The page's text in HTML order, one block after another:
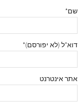
שם*
דוא"ל (לא יפורסם)*
אתר אינטרנט